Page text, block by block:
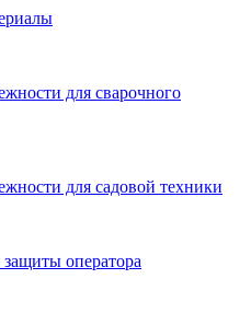
для сварочного
для садовой техники
защиты оператора